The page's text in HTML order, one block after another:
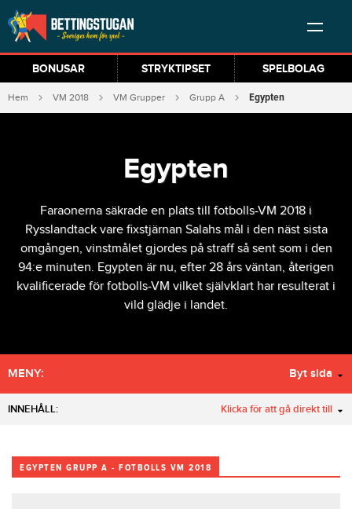
BONUSAR STRYKTIPSET SPELBOLAG
Hem VM 2018 VM Grupper Grupp A Egypten
Egypten
Faraonerna säkrade en plats till fotbolls-VM 2018 i
Rysslandtack vare fixstjärnan Salahs mål i den näst sista
omgången, vinstmålet gjordes på straff så sent som i den
94:e minuten. Egypten är nu, efter 28 års väntan, återigen
kvalificerade för fotbolls-VM vilket självklart har resulterat i
vild glädje i landet.
MENY: Byt sida
INNEHÅLL: Klicka för att gå direkt till
EGYPTEN GRUPP A - FOTBOLLS VM 2018